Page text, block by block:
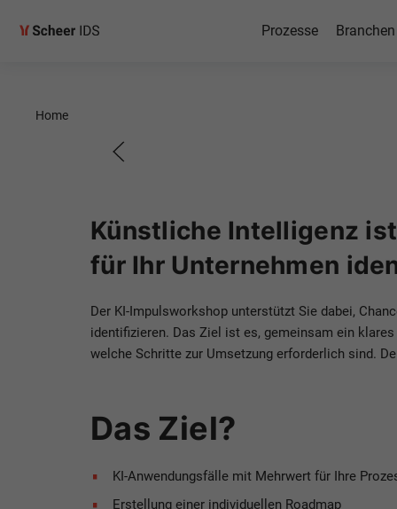
Prozesse Branchen
Home
Termin vereinbaren
Künstliche Intelligenz
für Ihr Unternehmen
Der KI-Impulsworkshop unterstützt Sie dabei,
identifizieren. Das Ziel ist es, gemeinsam ein
welche Schritte zur Umsetzung erforderlich sind.
Das Ziel?
KI-Anwendungsfälle mit Mehrwert für Ihre
Erstellung einer individuellen Roadmap